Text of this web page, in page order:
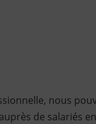
nous
de salariés